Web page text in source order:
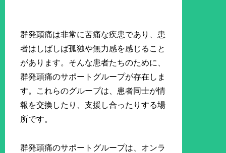
群発頭痛は非常に苦痛な疾患であり、患
者はしばしば孤独や無力感を感じること
があります。そんな患者たちのために、
群発頭痛のサポートグループが存在しま
す。これらのグループは、患者同士が情
報を交換したり、支援し合ったりする場
所です。
群発頭痛のサポートグループは、オンラ